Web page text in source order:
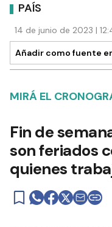
PAÍS
14 de junio de 2023 |
Añadir como fuente
MIRÁ EL
Fin de
son feriados
quienes